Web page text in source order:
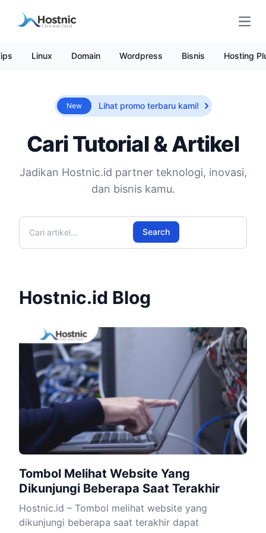
Linux Domain Wordpress Bisnis Hosting
New Lihat promo terbaru kami!
Cari Tutorial & Artikel
Jadikan Hostnic.id partner teknologi, inovasi,
dan bisnis kamu.
Cari artikel
Search
Hostnic.id Blog
Tombol Melihat Website Yang
Dikunjungi Beberapa Saat Terakhir
Hostnic.id – Tombol melihat website yang
dikunjungi beberapa saat terakhir dapat